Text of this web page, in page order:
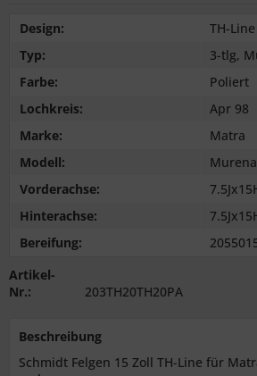
Design:
TH-Line
Typ:
3-tlg,
Farbe:
Poliert
Lochkreis:
Apr 98
Marke:
Matra
Modell:
Murena
Vorderachse:
Hinterachse:
Bereifung:
Artikel-
Nr.:
203TH20TH20PA
Beschreibung
Schmidt Felgen 15 Zoll TH-Line für